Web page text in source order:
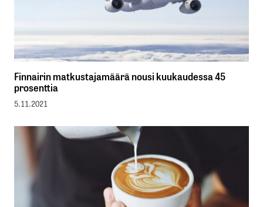
Finnairin matkustajamäärä nousi kuukaudessa 45
prosenttia
5.11.2021